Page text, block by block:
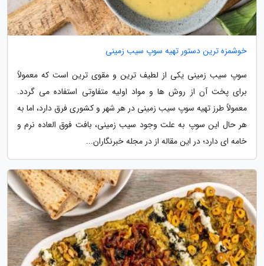
خوشمزه ترین دستور تهیه سوپ سیب زمینی
سوپ سیب زمینی یکی از لطیف ترین و مقوی ترین است که معمولاً
برای پخت آن از روش ها و مواد اولیه متفاوتی استفاده می گردد.
معمولاً طرز تهیه سوپ سیب زمینی در هر شهر و کشوری فرق دارد، اما به
هر حال این سوپ به علت وجود سیب زمینی، بافت فوق العاده نرم و
خامه ای دارد؛ در این مقاله از در مجله خبرنگاران...